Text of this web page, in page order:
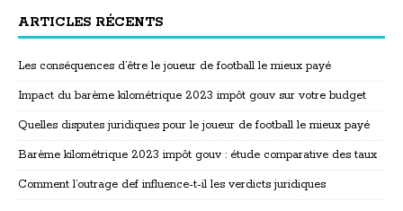
ARTICLES RÉCENTS
Les conséquences d’être le joueur de football le mieux payé
Impact du barème kilométrique 2023 impôt gouv sur votre budget
Quelles disputes juridiques pour le joueur de football le mieux payé
Barème kilométrique 2023 impôt gouv : étude comparative des taux
Comment l’outrage def influence-t-il les verdicts juridiques